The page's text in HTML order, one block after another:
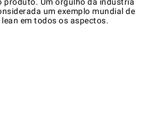
um exemplo mundial de
em todos os aspectos.